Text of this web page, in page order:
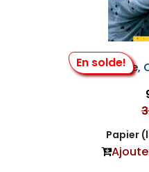
En solde!
Birmanie,
Papier